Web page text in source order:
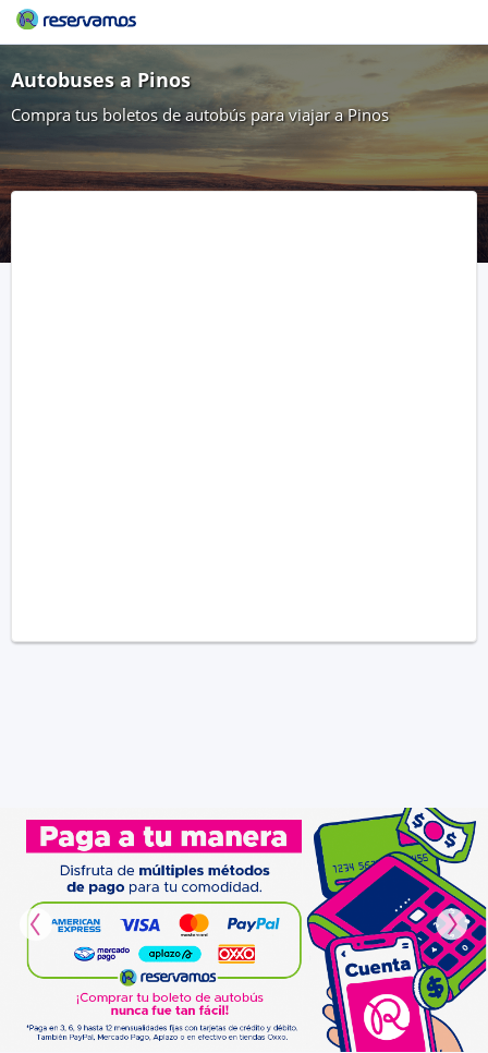
Autobuses a Pinos
Compra tus boletos de autobús para viajar a Pinos